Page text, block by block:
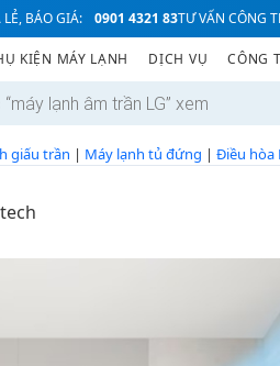
BÁO GIÁ: 0901 4321 83TƯ VẤN CÔNG
KIỆN MÁY LẠNH DỊCH VỤ CÔNG
giấu trần | Máy lạnh tủ đứng | Điều hòa